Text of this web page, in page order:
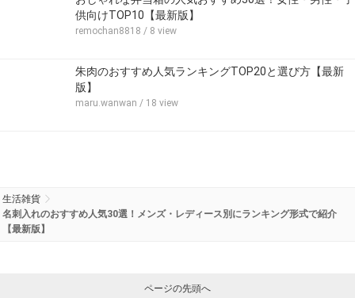
供向けTOP10【最新版】
remochan8818 / 8 view
朱肉のおすすめ人気ランキングTOP20と選び方【最新
版】
maru.wanwan / 18 view
生活雑貨
名刺入れのおすすめ人気30選！メンズ・レディース別にランキング形式で紹介
【最新版】
ページの先頭へ